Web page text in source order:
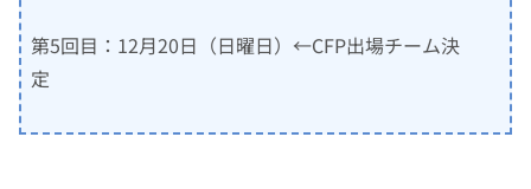
第5回目：12月20日（日曜日）←CFP出場チーム決
定